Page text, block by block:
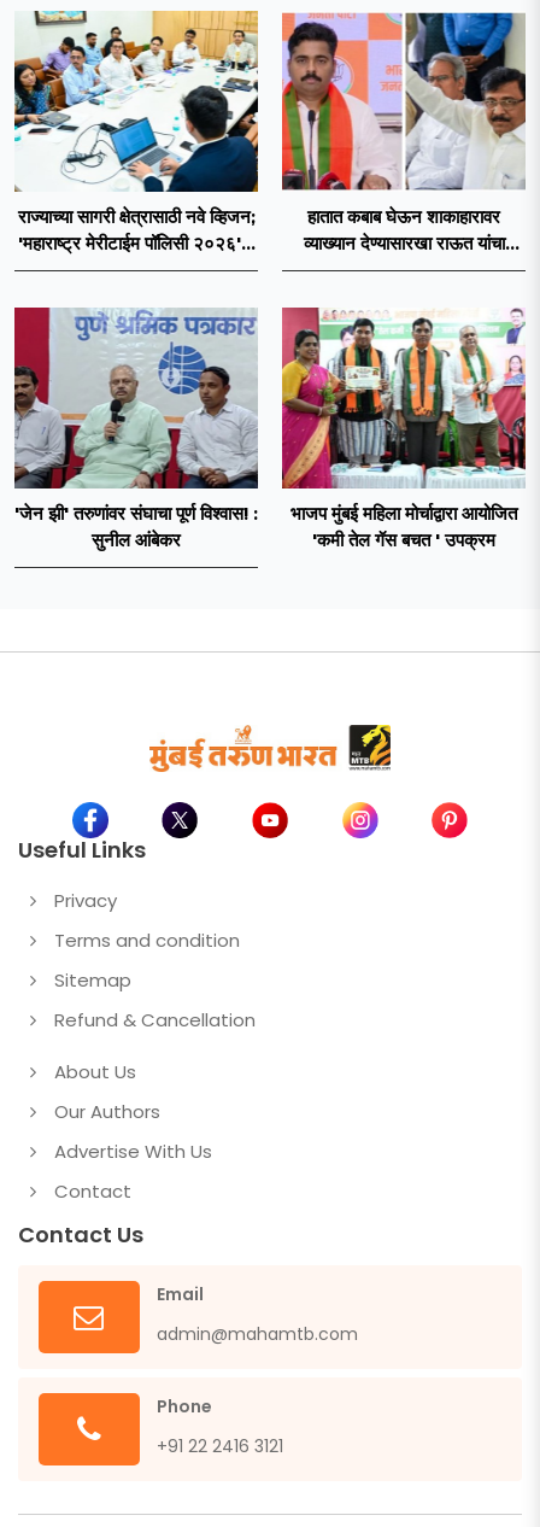
राज्याच्या सागरी क्षेत्रासाठी नवे व्हिजन;
'महाराष्ट्र मेरीटाईम पॉलिसी २०२६'चा
प्रस्ताव
हातात कबाब घेऊन शाकाहारावर
व्याख्यान देण्यासारखा राऊत यांचा
प्रयत्न - नवनाथ बन
'जेन झी' तरुणांवर संघाचा पूर्ण विश्वास! :
सुनील आंबेकर
भाजप मुंबई महिला मोर्चाद्वारा आयोजित
'कमी तेल गॅस बचत ' उपक्रम
Useful Links
Privacy
Terms and condition
Sitemap
Refund & Cancellation
About Us
Our Authors
Advertise With Us
Contact
Contact Us
Email
admin@mahamtb.com
Phone
+91 22 2416 3121